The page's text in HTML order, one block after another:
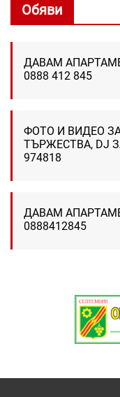
Обяви
ДАВАМ
0888 412 845
ФОТО И ВИДЕО
ТЪРЖЕСТВА, DJ
974818
ДАВАМ
0888412845